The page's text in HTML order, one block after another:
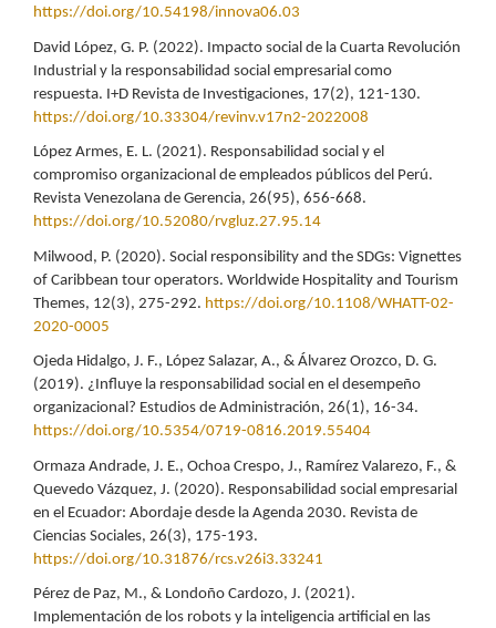
https://doi.org/10.54198/innova06.03
David López, G. P. (2022). Impacto social de la Cuarta Revolución
Industrial y la responsabilidad social empresarial como
respuesta. I+D Revista de Investigaciones, 17(2), 121-130.
https://doi.org/10.33304/revinv.v17n2-2022008
López Armes, E. L. (2021). Responsabilidad social y el
compromiso organizacional de empleados públicos del Perú.
Revista Venezolana de Gerencia, 26(95), 656-668.
https://doi.org/10.52080/rvgluz.27.95.14
Milwood, P. (2020). Social responsibility and the SDGs: Vignettes
of Caribbean tour operators. Worldwide Hospitality and Tourism
Themes, 12(3), 275-292. https://doi.org/10.1108/WHATT-02-
2020-0005
Ojeda Hidalgo, J. F., López Salazar, A., & Álvarez Orozco, D. G.
(2019). ¿Influye la responsabilidad social en el desempeño
organizacional? Estudios de Administración, 26(1), 16-34.
https://doi.org/10.5354/0719-0816.2019.55404
Ormaza Andrade, J. E., Ochoa Crespo, J., Ramírez Valarezo, F., &
Quevedo Vázquez, J. (2020). Responsabilidad social empresarial
en el Ecuador: Abordaje desde la Agenda 2030. Revista de
Ciencias Sociales, 26(3), 175-193.
https://doi.org/10.31876/rcs.v26i3.33241
Pérez de Paz, M., & Londoño Cardozo, J. (2021).
Implementación de los robots y la inteligencia artificial en las